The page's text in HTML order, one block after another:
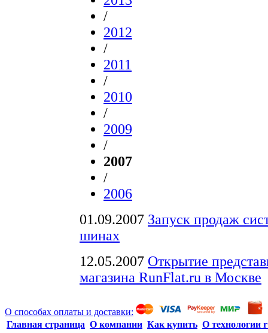
/
2012
/
2011
/
2010
/
2009
/
2007
/
2006
01.09.2007 Запуск продаж
шинах
12.05.2007 Открытие
магазина RunFlat.ru в Москве
О способах оплаты и доставки:
Главная страница О компании Как купить О технологии